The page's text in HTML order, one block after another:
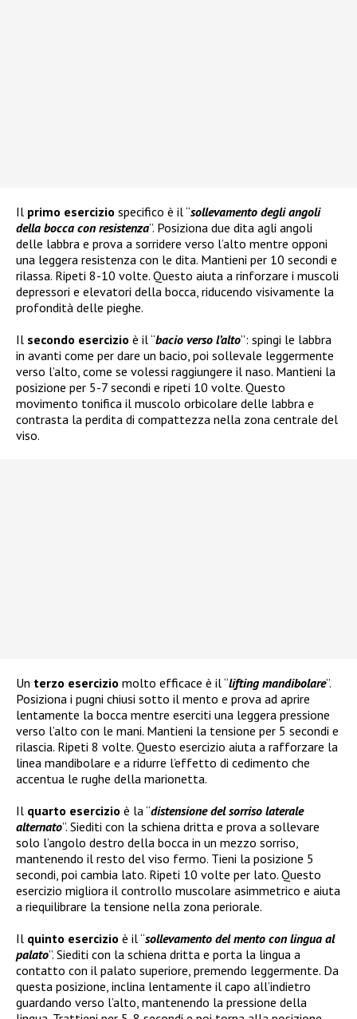
Il primo esercizio specifico è il “sollevamento degli angoli
della bocca con resistenza”. Posiziona due dita agli angoli
delle labbra e prova a sorridere verso l’alto mentre opponi
una leggera resistenza con le dita. Mantieni per 10 secondi e
rilassa. Ripeti 8-10 volte. Questo aiuta a rinforzare i muscoli
depressori e elevatori della bocca, riducendo visivamente la
profondità delle pieghe.
Il secondo esercizio è il “bacio verso l’alto”: spingi le labbra
in avanti come per dare un bacio, poi sollevale leggermente
verso l’alto, come se volessi raggiungere il naso. Mantieni la
posizione per 5-7 secondi e ripeti 10 volte. Questo
movimento tonifica il muscolo orbicolare delle labbra e
contrasta la perdita di compattezza nella zona centrale del
viso.
Un terzo esercizio molto efficace è il “lifting mandibolare”.
Posiziona i pugni chiusi sotto il mento e prova ad aprire
lentamente la bocca mentre eserciti una leggera pressione
verso l’alto con le mani. Mantieni la tensione per 5 secondi e
rilascia. Ripeti 8 volte. Questo esercizio aiuta a rafforzare la
linea mandibolare e a ridurre l’effetto di cedimento che
accentua le rughe della marionetta.
Il quarto esercizio è la “distensione del sorriso laterale
alternato”. Siediti con la schiena dritta e prova a sollevare
solo l’angolo destro della bocca in un mezzo sorriso,
mantenendo il resto del viso fermo. Tieni la posizione 5
secondi, poi cambia lato. Ripeti 10 volte per lato. Questo
esercizio migliora il controllo muscolare asimmetrico e aiuta
a riequilibrare la tensione nella zona periorale.
Il quinto esercizio è il “sollevamento del mento con lingua al
palato”. Siediti con la schiena dritta e porta la lingua a
contatto con il palato superiore, premendo leggermente. Da
questa posizione, inclina lentamente il capo all’indietro
guardando verso l’alto, mantenendo la pressione della